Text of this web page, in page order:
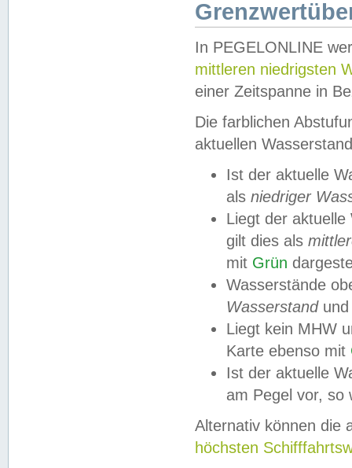
In PEGELONLINE
mittleren niedrigsten
einer Zeitspanne in
Die farblichen
aktuellen
Ist der aktuelle
als niedriger
Liegt der
gilt dies als
mit Grün
Wasserstände
Wasserstandund
Liegt kein MHW
Karte ebenso mit
Ist der aktuelle
am Pegel vor,
Alternativ können die
höchsten